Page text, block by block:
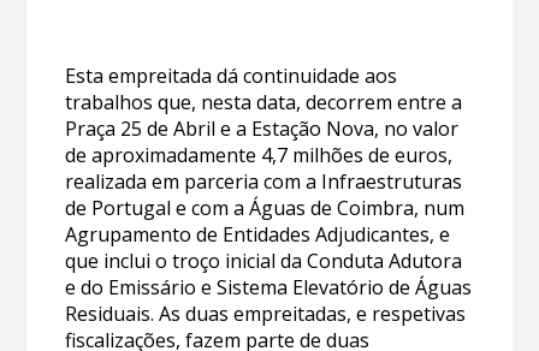
Esta empreitada dá continuidade aos
trabalhos que, nesta data, decorrem entre a
Praça 25 de Abril e a Estação Nova, no valor
de aproximadamente 4,7 milhões de euros,
realizada em parceria com a Infraestruturas
de Portugal e com a Águas de Coimbra, num
Agrupamento de Entidades Adjudicantes, e
que inclui o troço inicial da Conduta Adutora
e do Emissário e Sistema Elevatório de Águas
Residuais. As duas empreitadas, e respetivas
fiscalizações, fazem parte de duas